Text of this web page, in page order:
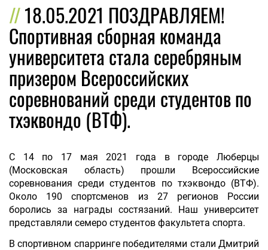
18.05.2021 ПОЗДРАВЛЯЕМ!
Спортивная сборная команда
университета стала серебряным
призером Всероссийских
соревнований среди студентов по
тхэквондо (ВТФ).
С 14 по 17 мая 2021 года в городе Люберцы
(Московская область) прошли Всероссийские
соревнования среди студентов по тхэквондо (ВТФ).
Около 190 спортсменов из 27 регионов России
боролись за награды состязаний. Наш университет
представляли семеро студентов факультета спорта.
В спортивном спарринге победителями стали Дмитрий